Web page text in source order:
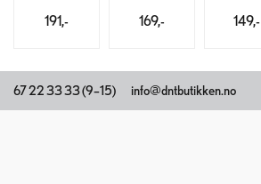
191,- 169,- 149,-
67 22 33 33 (9–15) info@dntbutikken.no